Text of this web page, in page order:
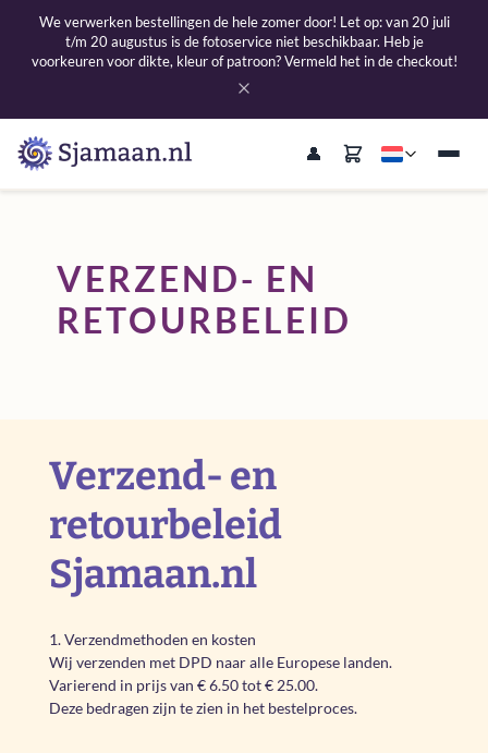
We verwerken bestellingen de hele zomer door! Let op: van 20 juli
t/m 20 augustus is de fotoservice niet beschikbaar. Heb je
voorkeuren voor dikte, kleur of patroon? Vermeld het in de checkout!
VERZEND- EN
RETOURBELEID
Verzend- en
retourbeleid
Sjamaan.nl
1. Verzendmethoden en kosten
Wij verzenden met DPD naar alle Europese landen.
Varierend in prijs van € 6.50 tot € 25.00.
Deze bedragen zijn te zien in het bestelproces.